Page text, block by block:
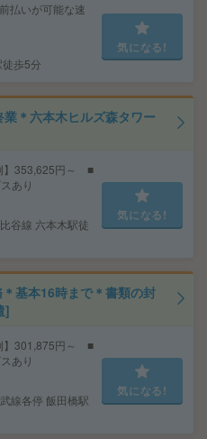
払いが可能な速
歩5分
気になる!
＊六本木ヒルズ森タワー
】353,625円～ ■
あり
谷線 六本木駅徒
気になる!
基本16時まで＊書類の封
]
】301,875円～ ■
あり
線各停 飯田橋駅
気になる!